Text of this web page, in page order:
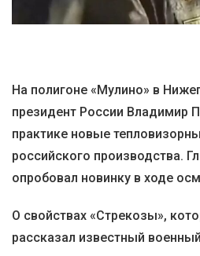
На полигоне «Мулино» в
президент России Владимир
практике новые
российского производства.
опробовал новинку в ходе
О свойствах «Стрекозы»,
рассказал известный